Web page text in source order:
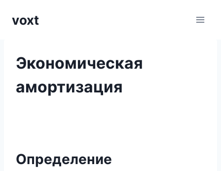
voxt
Экономическая
амортизация
Определение